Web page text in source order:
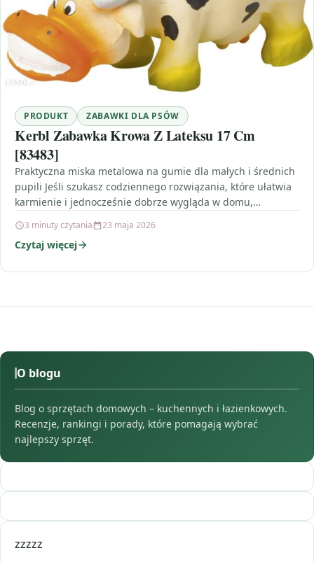
PRODUKT ZABAWKI DLA PSÓW
Kerbl Zabawka Krowa Z Lateksu 17 Cm
[83483]
Praktyczna miska metalowa na gumie dla małych i średnich
pupili Jeśli szukasz codziennego rozwiązania, które ułatwia
karmienie i jednocześnie dobrze wygląda w domu,
3 minuty czytania 23 maja 2026
Czytaj więcej
O blogu
Blog o sprzętach domowych – kuchennych i łazienkowych.
Recenzje, rankingi i porady, które pomagają wybrać
najlepszy sprzęt.
zzzzz